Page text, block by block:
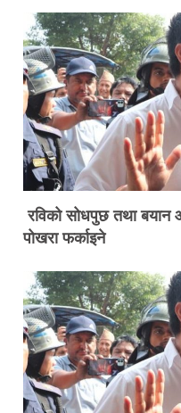
रविको सोधपुछ तथा बयान
पोखरा फर्काइने